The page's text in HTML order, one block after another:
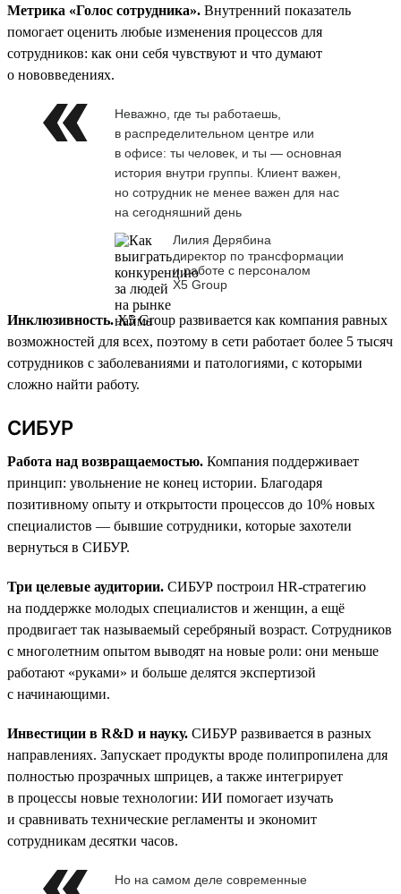
Метрика «Голос сотрудника». Внутренний показатель
помогает оценить любые изменения процессов для
сотрудников: как они себя чувствуют и что думают
о нововведениях.
Неважно, где ты работаешь,
в распределительном центре или
в офисе: ты человек, и ты — основная
история внутри группы. Клиент важен,
но сотрудник не менее важен для нас
на сегодняшний день
Лилия Дерябина
директор по трансформации
и работе с персоналом
Х5 Group
Инклюзивность.X5 Group развивается как компания равных
возможностей для всех, поэтому в сети работает более 5 тысяч
сотрудников с заболеваниями и патологиями, с которыми
сложно найти работу.
СИБУР
Работа над возвращаемостью. Компания поддерживает
принцип: увольнение не конец истории. Благодаря
позитивному опыту и открытости процессов до 10% новых
специалистов — бывшие сотрудники, которые захотели
вернуться в СИБУР.
Три целевые аудитории. СИБУР построил HR-стратегию
на поддержке молодых специалистов и женщин, а ещё
продвигает так называемый серебряный возраст. Сотрудников
с многолетним опытом выводят на новые роли: они меньше
работают «руками» и больше делятся экспертизой
с начинающими.
Инвестиции в R&D и науку. СИБУР развивается в разных
направлениях. Запускает продукты вроде полипропилена для
полностью прозрачных шприцев, а также интегрирует
в процессы новые технологии: ИИ помогает изучать
и сравнивать технические регламенты и экономит
сотрудникам десятки часов.
Но на самом деле современные